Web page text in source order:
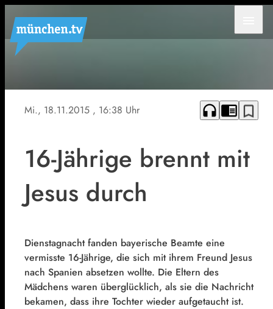
Symbolfoto
Mi., 18.11.2015 , 16:38 Uhr headphones chrome_reader_mode bookmark_border
16-Jährige brennt mit
Jesus durch
Dienstagnacht fanden bayerische Beamte eine
vermisste 16-Jährige, die sich mit ihrem Freund Jesus
nach Spanien absetzen wollte. Die Eltern des
Mädchens waren überglücklich, als sie die Nachricht
bekamen, dass ihre Tochter wieder aufgetaucht ist.